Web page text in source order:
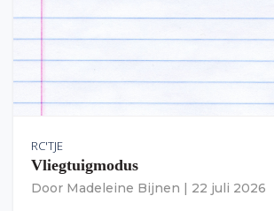
RC'TJE
Vliegtuigmodus
Door Madeleine Bijnen 22 juli 2026